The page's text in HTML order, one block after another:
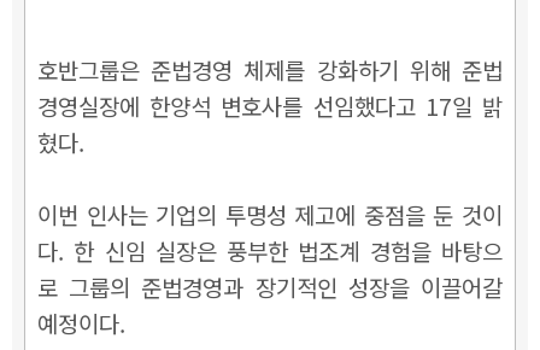
호반그룹은 준법경영 체제를 강화하기 위해 준법
경영실장에 한양석 변호사를 선임했다고 17일 밝
혔다.
이번 인사는 기업의 투명성 제고에 중점을 둔 것이
다. 한 신임 실장은 풍부한 법조계 경험을 바탕으
로 그룹의 준법경영과 장기적인 성장을 이끌어갈
예정이다.